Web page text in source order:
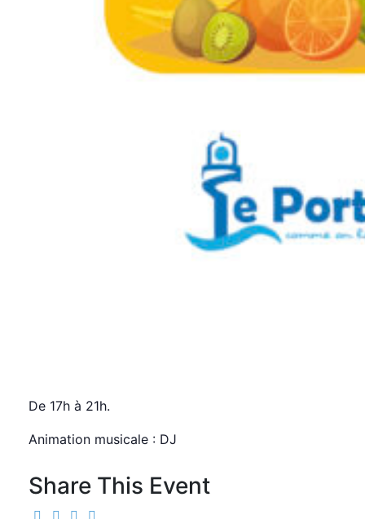
De 17h à 21h.
Animation musicale : DJ
Share This Event